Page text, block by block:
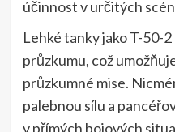
účinnost v určitých
Lehké tanky jako T-50-
průzkumu, což
průzkumné mise.
palebnou sílu a
v přímých bojových